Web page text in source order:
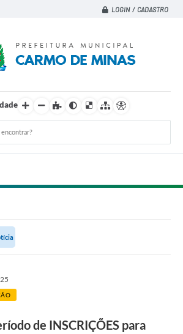
LOGIN / CADASTRO
de INSCRIÇÕES para